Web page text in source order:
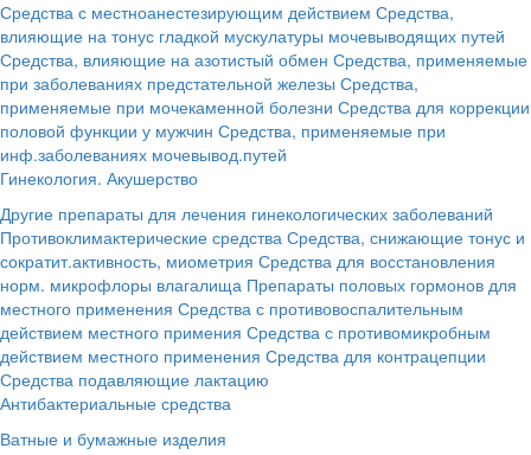
Средства с местноанестезирующим действием Средства,
влияющие на тонус гладкой мускулатуры мочевыводящих путей
Средства, влияющие на азотистый обмен Средства, применяемые
при заболеваниях предстательной железы Средства,
применяемые при мочекаменной болезни Средства для коррекции
половой функции у мужчин Средства, применяемые при
инф.заболеваниях мочевывод.путей
Гинекология. Акушерство
Другие препараты для лечения гинекологических заболеваний
Противоклимактерические средства Средства, снижающие тонус и
сократит.активность, миометрия Средства для восстановления
норм. микрофлоры влагалища Препараты половых гормонов для
местного применения Средства с противовоспалительным
действием местного примения Средства с противомикробным
действием местного применения Средства для контрацепции
Средства подавляющие лактацию
Антибактериальные средства
Ватные и бумажные изделия